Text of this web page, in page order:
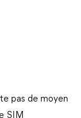
pas de moyen
SIM